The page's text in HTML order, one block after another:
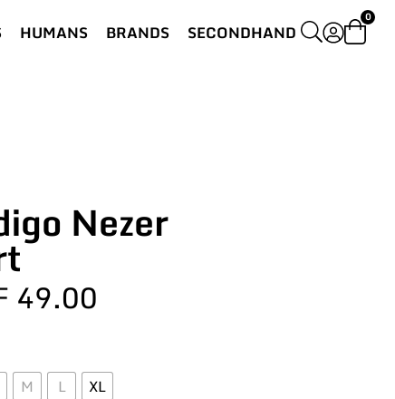
HUMANS BRANDS SECONDHAND
0
Nezer
49.00
M L XL